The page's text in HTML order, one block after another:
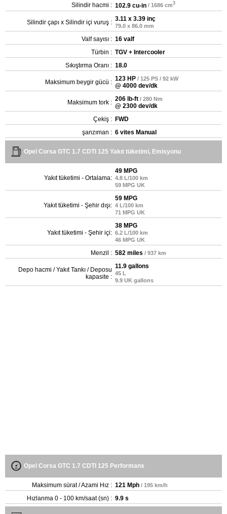
Silindir hacmi : 102.9 cu-in / 1686 cm3
Silindir çapı x Silindir içi vuruş : 3.11 x 3.39 inç
79.0 x 86.0 mm
Valf sayısı : 16 valf
Türbin : TGV + Intercooler
Sıkıştırma Oranı : 18.0
Maksimum beygir gücü : 123 HP / 125 PS / 92 kW
@ 4000 dev/dk
Maksimum tork : 206 lb-ft / 280 Nm
@ 2300 dev/dk
Çekiş : FWD
şanzıman : 6 vites Manual
Opel Corsa GTC 1.7 CDTI 125 Yakıt tüketimi, Emisyonu
Yakıt tüketimi - Ortalama:
49 MPG
4.8 L/100 km
59 MPG UK
Yakıt tüketimi - Şehir dışı:
59 MPG
4 L/100 km
71 MPG UK
Yakıt tüketimi - Şehir içi:
38 MPG
6.2 L/100 km
46 MPG UK
Menzil : 582 miles / 937 km
Depo hacmi / Yakıt Tankı / Deposu
kapasite :
11.9 gallons
45 L
9.9 UK gallons
Opel Corsa GTC 1.7 CDTI 125 Performans
Maksimum sürat / Azami Hız : 121 Mph / 195 km/h
Hızlanma 0 - 100 km/saat (sn) : 9.9 s